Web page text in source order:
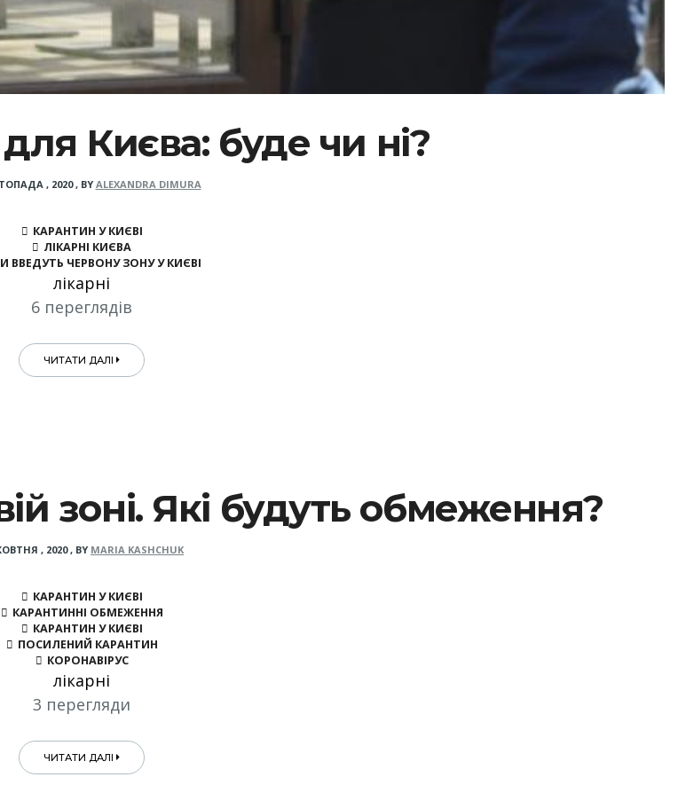
Києва: буде чи ні?
, 2020, BY ALEXANDRA DIMURA
КАРАНТИН У КИЄВІ
ЛІКАРНІ КИЄВА
ВВЕДУТЬ ЧЕРВОНУ ЗОНУ У КИЄВІ
лікарні
6 переглядів
ЧИТАТИ ДАЛІ
зоні. Які будуть обмеження?
, 2020, BY MARIA KASHCHUK
КАРАНТИН У КИЄВІ
КАРАНТИННІ ОБМЕЖЕННЯ
КАРАНТИН У КИЄВІ
ПОСИЛЕНИЙ КАРАНТИН
КОРОНАВІРУС
лікарні
3 перегляди
ЧИТАТИ ДАЛІ